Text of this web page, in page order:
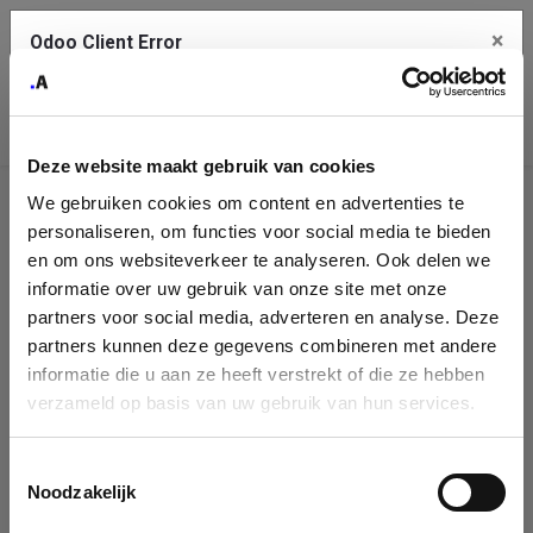
Deze website maakt gebruik van cookies
We gebruiken cookies om content en advertenties te
personaliseren, om functies voor social media te bieden
en om ons websiteverkeer te analyseren. Ook delen we
informatie over uw gebruik van onze site met onze
partners voor social media, adverteren en analyse. Deze
partners kunnen deze gegevens combineren met andere
informatie die u aan ze heeft verstrekt of die ze hebben
verzameld op basis van uw gebruik van hun services.
Noodzakelijk
Company
Identification
Please fill in your company details
You can search a company in our database by name, VAT or
enterprise ID. When a company is selected it will auto-complete the
form. If you don't find your company in our database, you can create
Odoo Client Error ×
service.
See details
Ok